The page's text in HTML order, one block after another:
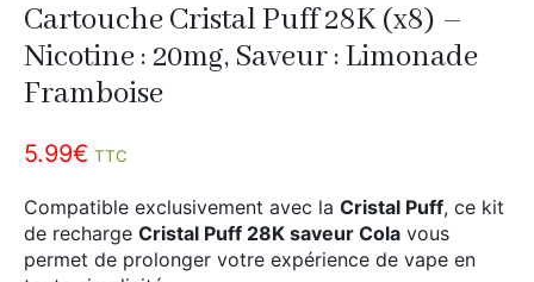
Cartouche Cristal Puff 28K (x8) –
Nicotine : 20mg, Saveur : Limonade
Framboise
5.99€ TTC
Compatible exclusivement avec la Cristal Puff, ce kit
de recharge Cristal Puff 28K saveur Cola vous
permet de prolonger votre expérience de vape en
Briquets
Vape
Adalya
Al Fakher
CBD
Divers
Nouveautés